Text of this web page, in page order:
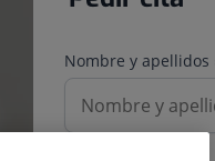
Nombre y apellidos